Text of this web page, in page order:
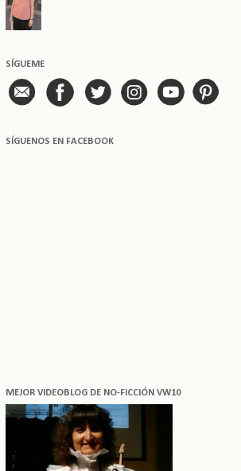
SÍGUEME
SÍGUENOS EN FACEBOOK
MEJOR VIDEOBLOG DE NO-FICCIÓN VW10